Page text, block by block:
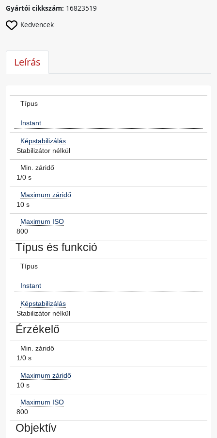
Gyártói cikkszám: 16823519
Kedvencek
Leírás
Típus
Instant
Képstabilizálás
Stabilizátor nélkül
Min. záridő
1/0 s
Maximum záridő
10 s
Maximum ISO
800
Típus és funkció
Típus
Instant
Képstabilizálás
Stabilizátor nélkül
Érzékelő
Min. záridő
1/0 s
Maximum záridő
10 s
Maximum ISO
800
Objektív